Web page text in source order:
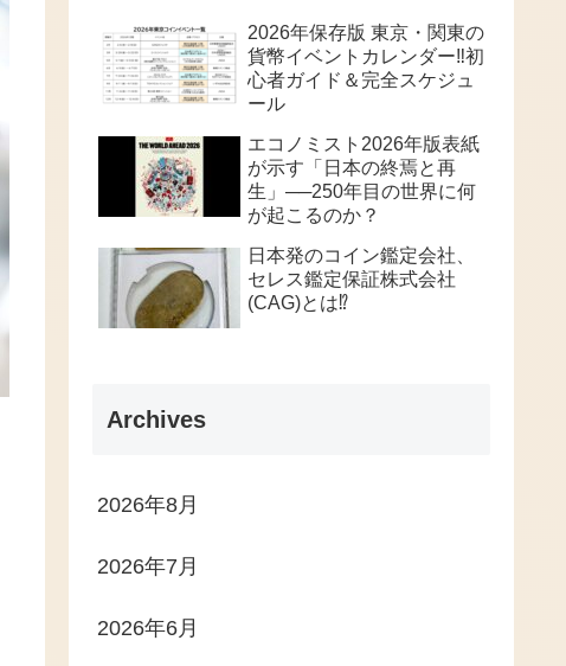
2026年保存版 東京・関東の
貨幣イベントカレンダー‼️初
心者ガイド＆完全スケジュ
ール
エコノミスト2026年版表紙
が示す「日本の終焉と再
生」──250年目の世界に何
が起こるのか？
日本発のコイン鑑定会社、
セレス鑑定保証株式会社
(CAG)とは⁉️
Archives
2026年8月
2026年7月
2026年6月